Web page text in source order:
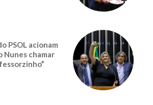
PSOL acionam
Nunes chamar